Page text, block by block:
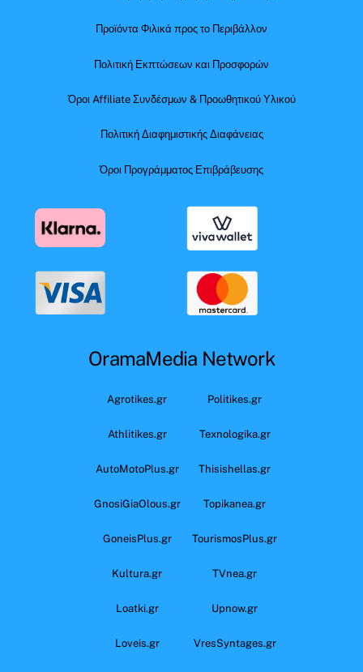
Προϊόντα Φιλικά προς το Περιβάλλον
Πολιτική Εκπτώσεων και Προσφορών
Όροι Affiliate Συνδέσμων & Προωθητικού Υλικού
Πολιτική Διαφημιστικής Διαφάνειας
Όροι Προγράμματος Επιβράβευσης
OramaMedia Network
Agrotikes.gr Politikes.gr
Athlitikes.gr Texnologika.gr
AutoMotoPlus.gr Thisishellas.gr
GnosiGiaOlous.gr Topikanea.gr
GoneisPlus.gr TourismosPlus.gr
Kultura.gr TVnea.gr
Loatki.gr Upnow.gr
Loveis.gr VresSyntages.gr